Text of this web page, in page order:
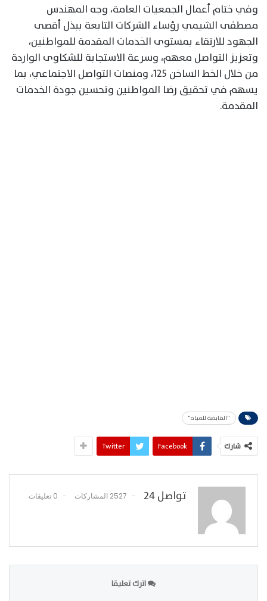
وفي ختام أعمال الجمعيات العامة، وجه المهندس
مصطفى الشيمي رؤساء الشركات التابعة ببذل أقصى
الجهود للارتقاء بمستوى الخدمات المقدمة للمواطنين،
وتعزيز التواصل معهم، وسرعة الاستجابة للشكاوى الواردة
من خلال الخط الساخن 125، ومنصات التواصل الاجتماعي، بما
يسهم في تحقيق رضا المواطنين وتحسين جودة الخدمات
المقدمة.
"القابضة للمياه"
شارك Facebook
Twitter
تواصل 24 2527 المشاركات 0 تعليقات
اترك تعليقا